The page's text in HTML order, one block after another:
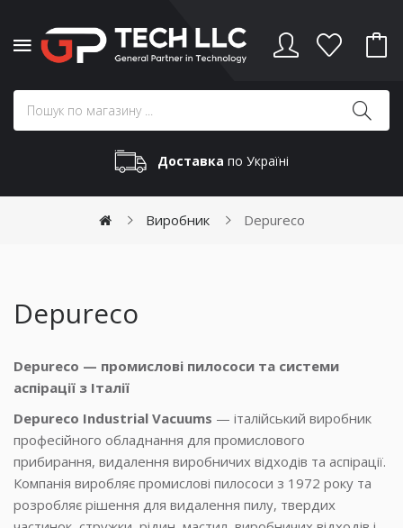
Доставка по Україні
Виробник Depureco
Depureco
Depureco — промислові пилососи та системи
аспірації з Італії
Depureco Industrial Vacuums — італійський виробник
професійного обладнання для промислового
прибирання, видалення виробничих відходів та аспірації.
Компанія виробляє промислові пилососи з 1972 року та
розробляє рішення для видалення пилу, твердих